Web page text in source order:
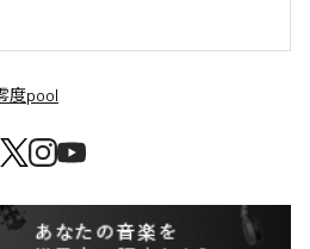
度pool